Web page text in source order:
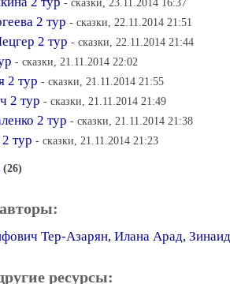
2 тур - сказки, 22.11.2014 21:51
2 тур - сказки, 22.11.2014 21:44
- сказки, 21.11.2014 22:02
2 тур - сказки, 21.11.2014 21:55
2 тур - сказки, 21.11.2014 21:49
2 тур - сказки, 21.11.2014 21:38
тур - сказки, 21.11.2014 21:23
(26)
Тер-Азарян, Илана Арад,
ресурсы: